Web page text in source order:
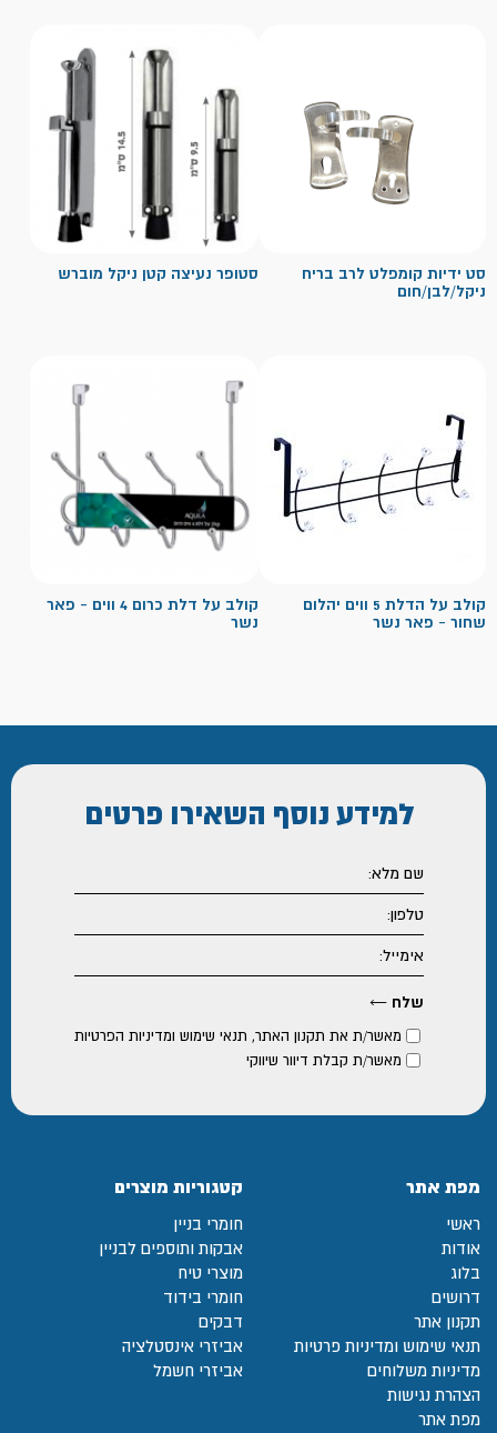
סט ידיות קומפלט לרב בריח
ניקל/לבן/חום
סטופר נעיצה קטן ניקל מוברש
קולב על הדלת 5 ווים יהלום
שחור - פאר נשר
קולב על דלת כרום 4 ווים - פאר
נשר
למידע נוסף השאירו פרטים
מאשר/ת את תקנון האתר, תנאי שימוש ומדיניות הפרטיות
מאשר/ת קבלת דיוור שיווקי
מפת אתר
ראשי
אודות
בלוג
דרושים
תקנון אתר
תנאי שימוש ומדיניות פרטיות
מדיניות משלוחים
הצהרת נגישות
מפת אתר
קטגוריות מוצרים
חומרי בניין
אבקות ותוספים לבניין
מוצרי טיח
חומרי בידוד
דבקים
אביזרי אינסטלציה
אביזרי חשמל